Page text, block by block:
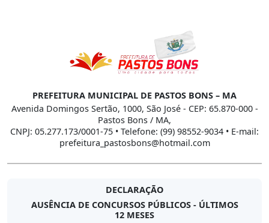
PREFEITURA MUNICIPAL DE PASTOS BONS – MA
Avenida Domingos Sertão, 1000, São José - CEP: 65.870-000 -
Pastos Bons / MA,
CNPJ: 05.277.173/0001-75 • Telefone: (99) 98552-9034 • E-mail:
prefeitura_pastosbons@hotmail.com
DECLARAÇÃO
AUSÊNCIA DE CONCURSOS PÚBLICOS - ÚLTIMOS
12 MESES